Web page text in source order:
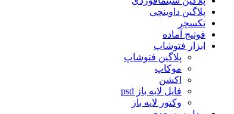
پلاگین داوینچی
تکسچر
فوتیج آماده
ابزار فتوشاپ
پلاگین فتوشاپ
موکاپ
اکشن
فایل لایه باز psd
وکتور لایه باز